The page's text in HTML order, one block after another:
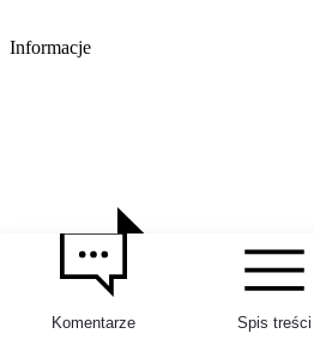
Komentarze Spis treści
Informacje